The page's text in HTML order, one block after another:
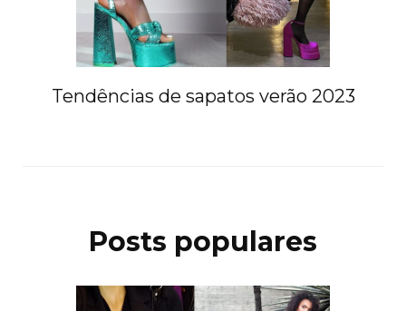
Tendências de sapatos verão 2023
Posts populares